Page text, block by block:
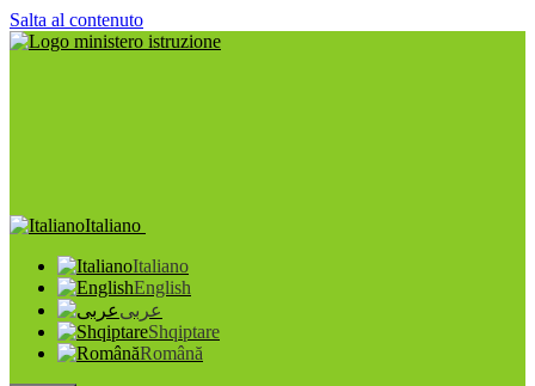
Salta al contenuto
Italiano
Italiano
English
عربى
Shqiptare
Română